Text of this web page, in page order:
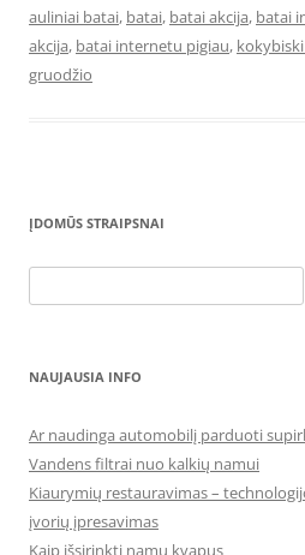
auliniai batai, batai, batai akcija, batai
akcija, batai internetu pigiau,
gruodžio
ĮDOMŪS STRAIPSNAI
NAUJAUSIA INFO
Ar naudinga automobilį parduoti
Vandens filtrai nuo kalkių namui
Kiaurymių restauravimas –
įvorių įpresavimas
Kaip išsirinkti namų kvapus